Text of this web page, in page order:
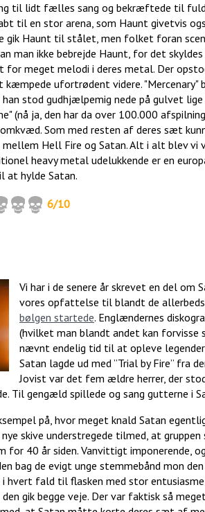
til lidt fælles sang og bekræftede til
til en stor arena, som Haunt givetvis
gik Haunt til stålet, men folket foran
man ikke bebrejde Haunt, for det
for meget melodi i deres metal. Der
kæmpede ufortrødent videre.
han stod gudhjælpemig nede på gulvet
(nå ja, den har da over 100.000
Som med resten af deres sæt
Hell Fire og Satan. Alt i alt blev
heavy metal udelukkende er en
at hylde Satan.
6/10
Vi har i de senere år skrevet en del
vores opfattelse til blandt de
bølgen startede. Englændernes
(hvilket man blandt andet kan forvisse
nævnt endelig tid til at opleve
Satan lagde ud med ”Trial by Fire” fra
Jovist var det fem ældre herrer, der
Til gengæld spillede og sang gutterne i
på, hvor meget knald Satan
skive understregede tilmed, at
for 40 år siden. Vanvittigt imponerende,
bag de evigt unge stemmebånd mon
i hvert fald til flasken med stor
gik begge veje. Der var faktisk så